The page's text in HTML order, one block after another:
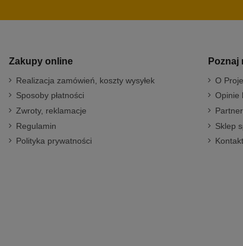
Zakupy online
Realizacja zamówień, koszty wysyłek
Sposoby płatności
Zwroty, reklamacje
Regulamin
Polityka prywatności
Poznaj
O
Opinie
Sklep
Kontakt